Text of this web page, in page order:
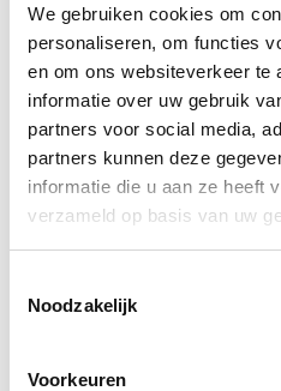
We gebruiken cookies om
personaliseren, om functies
en om ons websiteverkeer te
informatie over uw gebruik
partners voor social media,
partners kunnen deze
informatie die u aan ze heeft
verzameld op basis van uw
Noodzakelijk
Voorkeuren
In een uitspraak van de
hierover het volgende
“O. 4.8. De verjaringstermijn
schadevergoeding uit
zoals in deze zaak
moment dat het
gelaedeerde met dat
dit geval ten vroegste het
verjaring, ingetreden na